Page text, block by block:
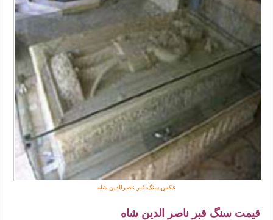
عکس سنگ قبر ناصرالدین شاه
قیمت سنگ قبر ناصر الدین شاه